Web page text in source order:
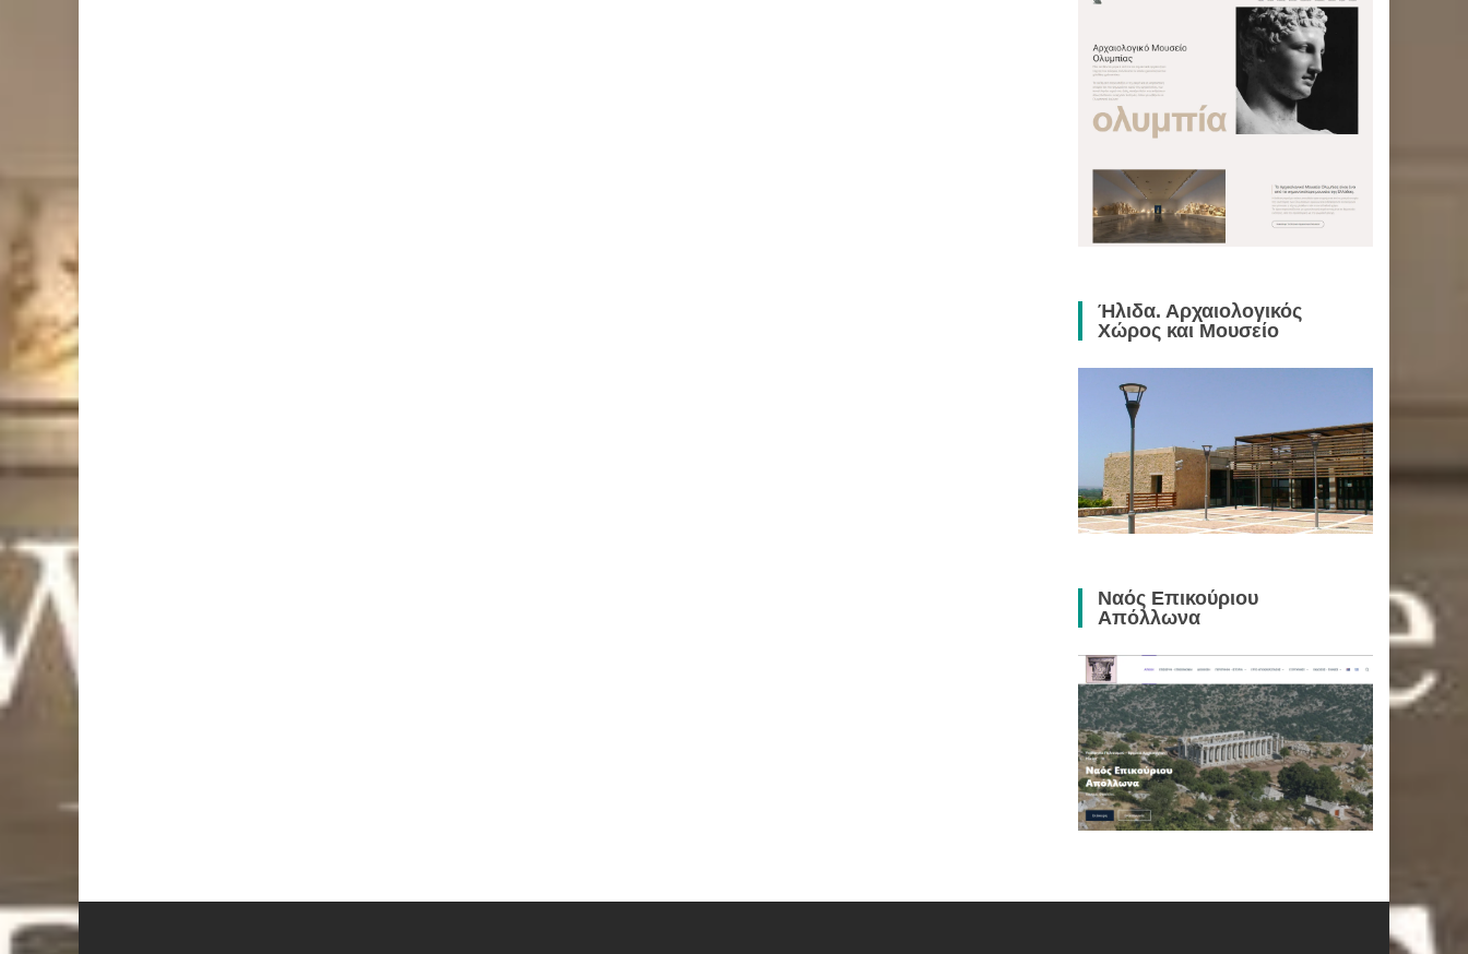
Ήλιδα. Αρχαιολογικός
Χώρος και Μουσείο
Ναός Επικούριου
Απόλλωνα